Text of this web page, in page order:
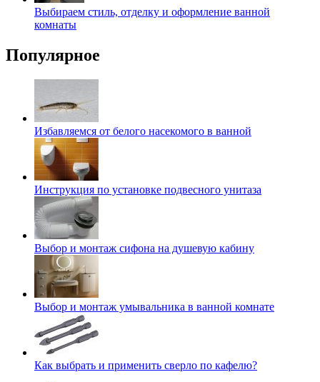
Выбираем стиль, отделку и оформление ванной
комнаты
Популярное
Избавляемся от белого насекомого в ванной
Инструкция по установке подвесного унитаза
Выбор и монтаж сифона на душевую кабину
Выбор и монтаж умывальника в ванной комнате
Как выбрать и применить сверло по кафелю?